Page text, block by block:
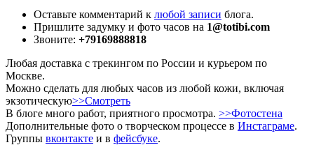
Оставьте комментарий к любой записи блога.
Пришлите задумку и фото часов на 1@totibi.com
Звоните: +79169888818
Любая доставка с трекингом по России и курьером по
Москве.
Можно сделать для любых часов из любой кожи, включая
экзотическую>>Смотреть
В блоге много работ, приятного просмотра. >>Фотостена
Дополнительные фото о творческом процессе в Инстаграме.
Группы вконтакте и в фейсбуке.